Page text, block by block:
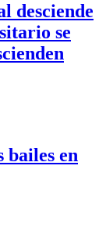
desciende
se
bailes en